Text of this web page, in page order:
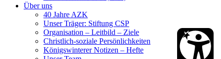
Über uns
40 Jahre AZK
Unser Träger: Stiftung CSP
Organisation – Leitbild – Ziele
Christlich-soziale Persönlichkeiten
Königswinterer Notizen – Hefte